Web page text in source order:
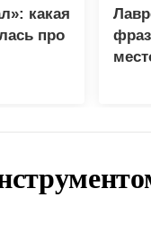
какая
про